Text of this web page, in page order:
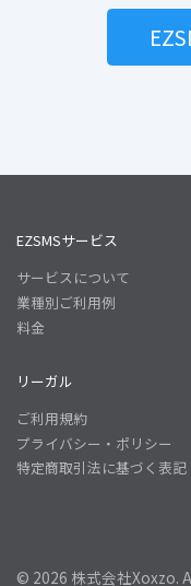
EZSMSサービス
サービスについて
業種別ご利用例
料金
リーガル
ご利用規約
プライバシー・ポリシー
特定商取引法に基づく表記
© 2026 株式会社Xoxzo.